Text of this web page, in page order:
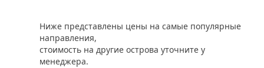
Ниже представлены цены на самые популярные
направления,
стоимость на другие острова уточните у
менеджера.